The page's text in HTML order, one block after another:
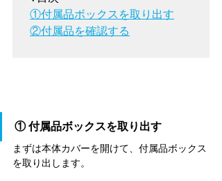
①付属品ボックスを取り出す
②付属品を確認する
① 付属品ボックスを取り出す
まずは本体カバーを開けて、付属品ボックス
を取り出します。